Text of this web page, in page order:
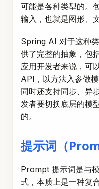
可能是各种类型的。
输入，也就是图形、
Spring AI 对于这种
供了完整的抽象，包
应用开发者来说，可
API，以方法入参做
同时还支持同步、异
发者要切换底层的模
的。
提示词（
Prompt 提示词是与
式，本质上是一种复